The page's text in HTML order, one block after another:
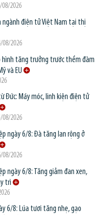
08/2026
ngành điện tử Việt Nam tại thị
08/2026
hình tăng trưởng trước thềm đàm
và EU
Đức: Máy móc, linh kiện điện tử
08/2026
ngày 6/8: Đà tăng lan rộng ở
08/2026
ngày 6/8: Tăng giảm đan xen,
trì
6/8: Lúa tươi tăng nhẹ, gạo